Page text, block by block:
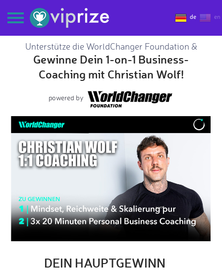
de en
Unterstütze die WorldChanger Foundation &
Gewinne Dein 1-on-1 Business-
Coaching mit Christian Wolf!
powered by
DEIN HAUPTGEWINN